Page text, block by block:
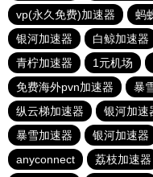
vp(永久免费)加速器
蚂
银河加速器
白鲸加速器
青柠加速器
1元机场
免费海外pvn加速器
暴
纵云梯加速器
银河加速
暴雪加速器
银河加速器
anyconnect
荔枝加速器